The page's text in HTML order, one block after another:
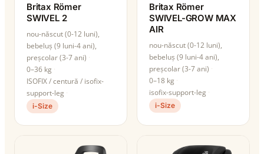
Britax Römer
SWIVEL 2
nou-născut (0-12 luni),
bebeluș (9 luni-4 ani),
preșcolar (3-7 ani)
0–36 kg
ISOFIX / centură / isofix-
support-leg
i-Size
Britax Römer
SWIVEL-GROW MAX
AIR
nou-născut (0-12 luni),
bebeluș (9 luni-4 ani),
preșcolar (3-7 ani)
0–18 kg
isofix-support-leg
i-Size